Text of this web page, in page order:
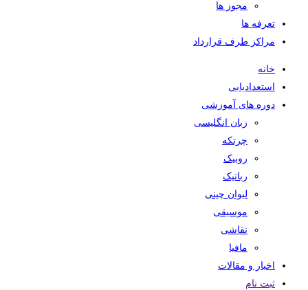
مجوز ها
تعرفه ها
مراکز طرف قرارداد
خانه
استعدادیابی
دوره های آموزشی
زبان انگلیسی
چرتکه
روبیک
رباتیک
لیوان چینی
موسیقی
نقاشی
مافیا
اخبار و مقالات
ثبت نام